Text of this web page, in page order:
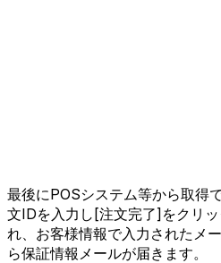
最後にPOSシステム等から取得
文IDを入力し[注文完了]をクリ
れ、お客様情報で入力されたメ
ら保証情報メールが届きます。